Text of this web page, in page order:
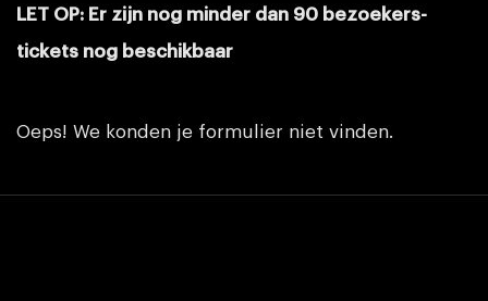
LET OP: Er zijn nog minder dan 90 bezoekers-
tickets nog beschikbaar
Oeps! We konden je formulier niet vinden.